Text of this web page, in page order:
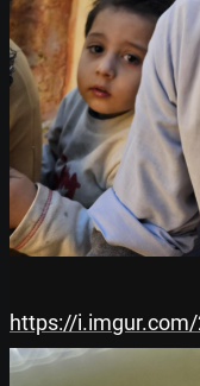
https://